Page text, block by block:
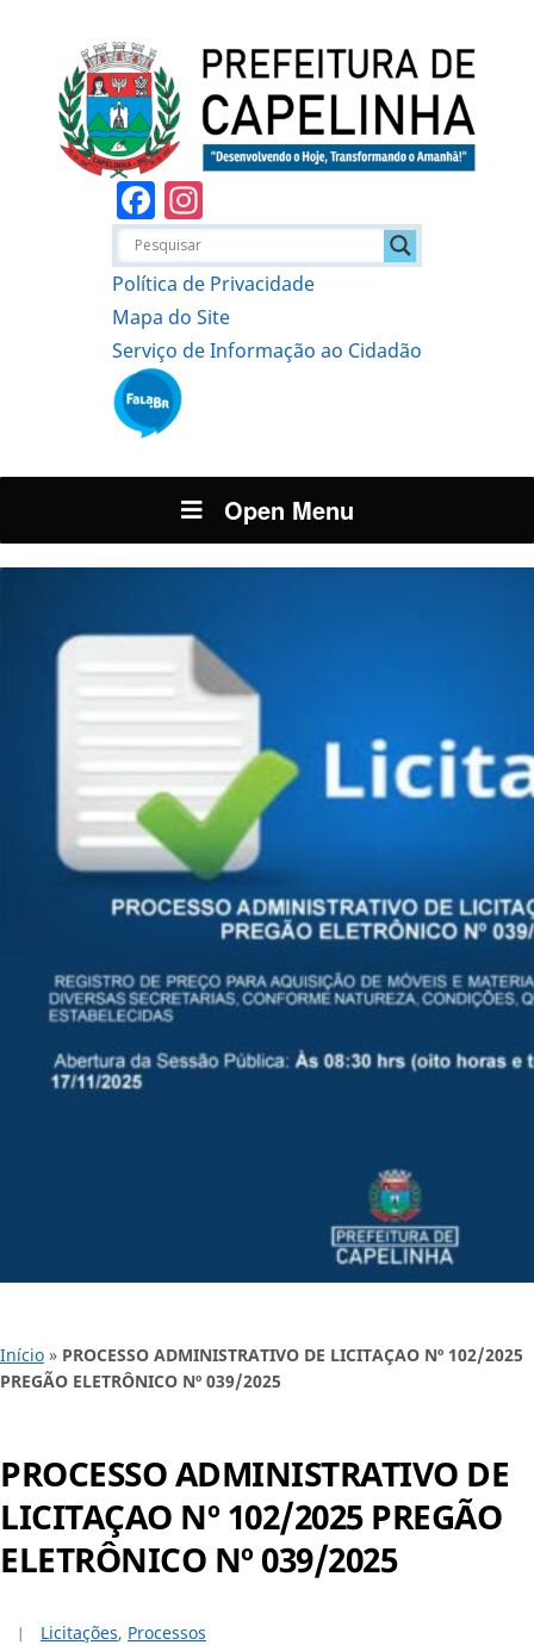
Facebook
Política de Privacidade
Mapa do Site
Serviço de Informação ao Cidadão
Open Menu
Início » PROCESSO ADMINISTRATIVO DE LICITAÇAO Nº 102/2025
PREGÃO ELETRÔNICO Nº 039/2025
PROCESSO ADMINISTRATIVO DE
LICITAÇAO Nº 102/2025 PREGÃO
ELETRÔNICO Nº 039/2025
Licitações, Processos